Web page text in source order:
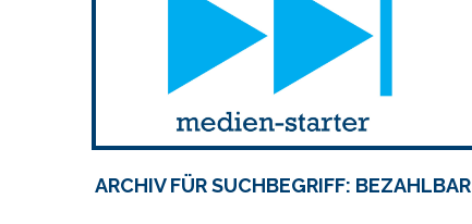
ARCHIV FÜR SUCHBEGRIFF: BEZAHLBAR